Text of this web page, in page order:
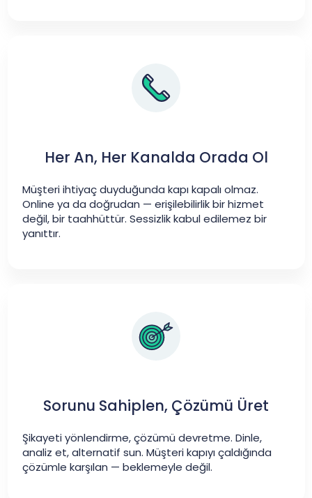
Her An, Her Kanalda Orada Ol
Müşteri ihtiyaç duyduğunda kapı kapalı olmaz.
Online ya da doğrudan — erişilebilirlik bir hizmet
değil, bir taahhüttür. Sessizlik kabul edilemez bir
yanıttır.
Sorunu Sahiplen, Çözümü Üret
Şikayeti yönlendirme, çözümü devretme. Dinle,
analiz et, alternatif sun. Müşteri kapıyı çaldığında
çözümle karşılan — beklemeyle değil.